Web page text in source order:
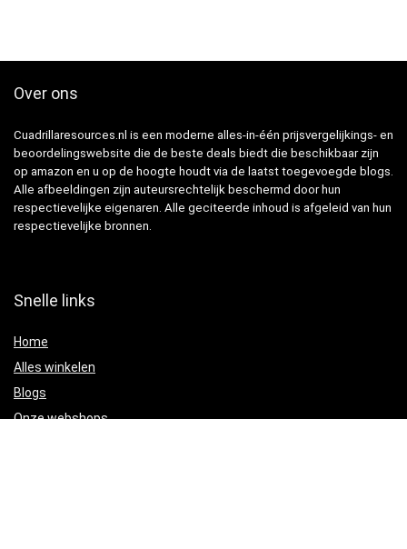
Over ons
Cuadrillaresources.nl is een moderne alles-in-één prijsvergelijkings- en
beoordelingswebsite die de beste deals biedt die beschikbaar zijn
op amazon en u op de hoogte houdt via de laatst toegevoegde blogs.
Alle afbeeldingen zijn auteursrechtelijk beschermd door hun
respectievelijke eigenaren. Alle geciteerde inhoud is afgeleid van hun
respectievelijke bronnen.
Snelle links
Home
Alles winkelen
Blogs
Onze webshops